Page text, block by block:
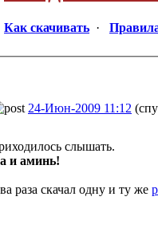
Как скачивать ·
24-Июн-2009 11:12
слышать.
и аминь!
раза скачал одну и ту же